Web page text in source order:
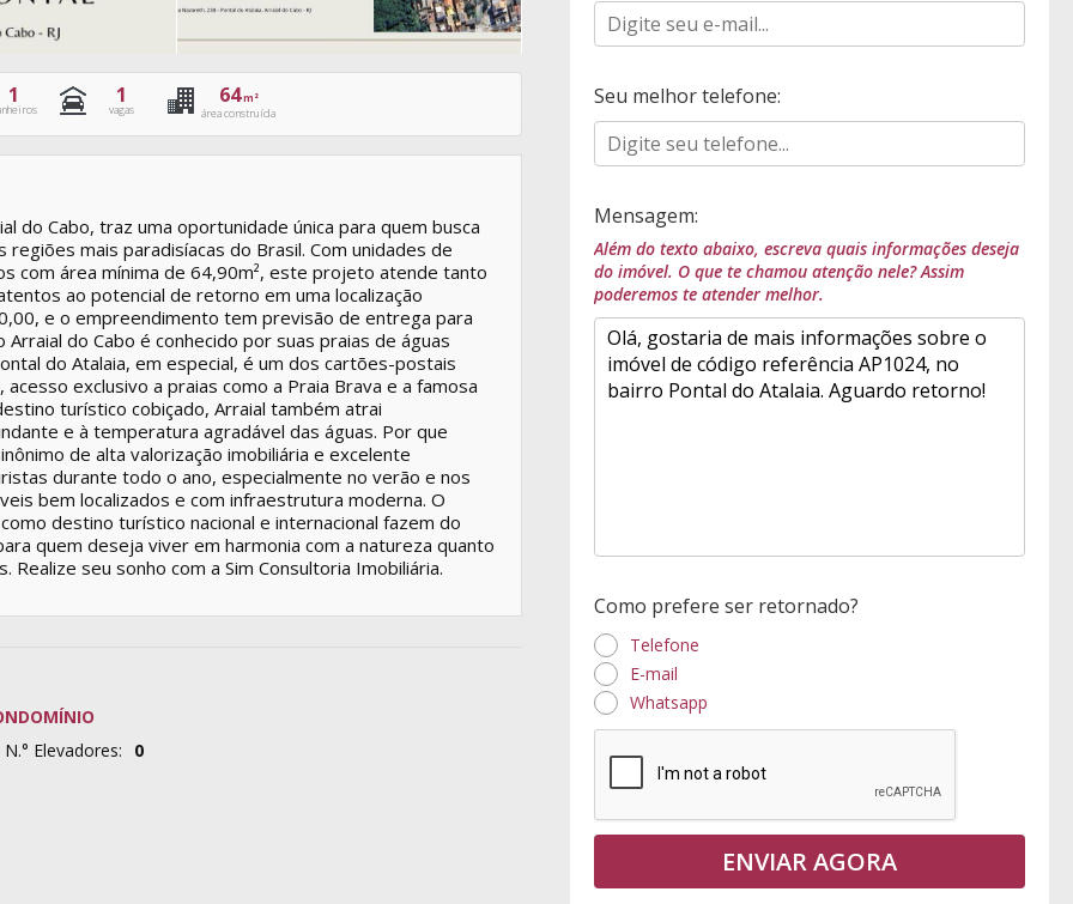
1 1
vagas
64 m²
área construída
do Cabo, traz uma oportunidade única para quem busca
mais paradisíacas do Brasil. Com unidades de
com área mínima de 64,90m², este projeto atende tanto
ao potencial de retorno em uma localização
e o empreendimento tem previsão de entrega para
do Cabo é conhecido por suas praias de águas
do Atalaia, em especial, é um dos cartões-postais
exclusivo a praias como a Praia Brava e a famosa
turístico cobiçado, Arraial também atrai
e à temperatura agradável das águas. Por que
de alta valorização imobiliária e excelente
durante todo o ano, especialmente no verão e nos
bem localizados e com infraestrutura moderna. O
destino turístico nacional e internacional fazem do
quem deseja viver em harmonia com a natureza quanto
seu sonho com a Sim Consultoria Imobiliária.
N.° Elevadores:
0
Seu melhor telefone:
Mensagem:
Além do texto abaixo, escreva quais informações deseja
do imóvel. O que te chamou atenção nele? Assim
poderemos te atender melhor.
Como prefere ser retornado?
Telefone
E-mail
Whatsapp
ENVIAR AGORA